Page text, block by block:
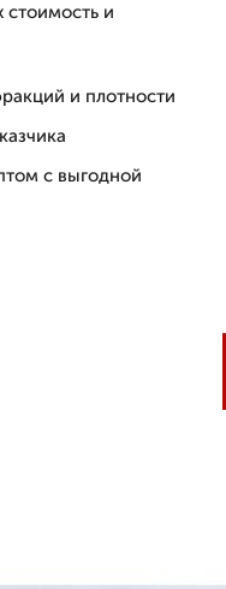
стоимость и
и плотности
с выгодной